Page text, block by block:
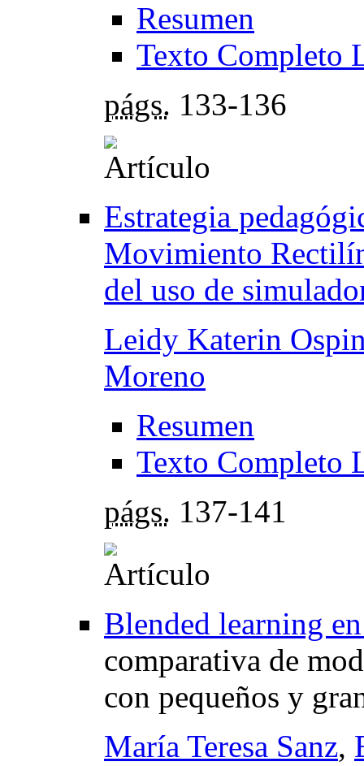
Resumen
Texto Completo
págs. 133-136
Estrategia
Movimiento
del uso de
Leidy Katerin
Moreno
Resumen
Texto Completo
págs. 137-141
Blended learning
comparativa de
con pequeños y
María Teresa Sanz,